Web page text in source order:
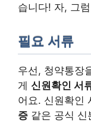
습니다! 자, 그
필요 서류
우선, 청약통장
게 신원확인 서
어요. 신원확인
증 같은 공식